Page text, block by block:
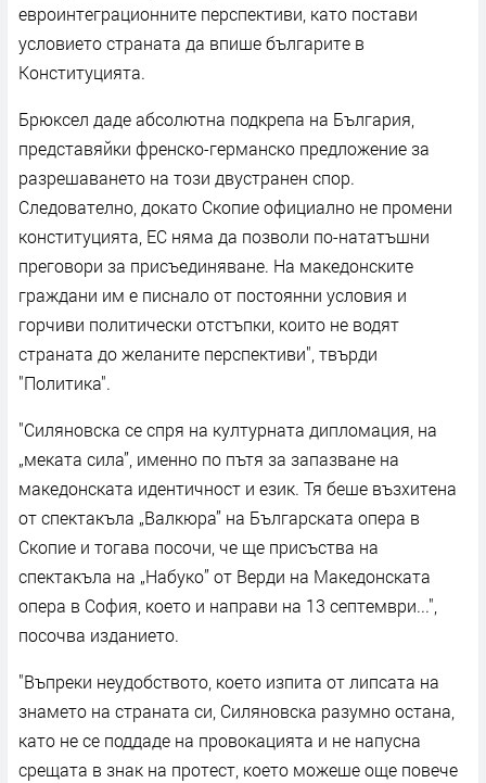
евроинтеграционните перспективи, като постави
условието страната да впише българите в
Конституцията.
Брюксел даде абсолютна подкрепа на България,
представяйки френско-германско предложение за
разрешаването на този двустранен спор.
Следователно, докато Скопие официално не промени
конституцията, ЕС няма да позволи по-нататъшни
преговори за присъединяване. На македонските
граждани им е писнало от постоянни условия и
горчиви политически отстъпки, които не водят
страната до желаните перспективи", твърди
"Политика".
"Силяновска се спря на културната дипломация, на
„меката сила”, именно по пътя за запазване на
македонската идентичност и език. Тя беше възхитена
от спектакъла „Валкюра” на Българската опера в
Скопие и тогава посочи, че ще присъства на
спектакъла на „Набуко” от Верди на Македонската
опера в София, което и направи на 13 септември...",
посочва изданието.
"Въпреки неудобството, което изпита от липсата на
знамето на страната си, Силяновска разумно остана,
като не се поддаде на провокацията и не напусна
срещата в знак на протест, което можеше още повече